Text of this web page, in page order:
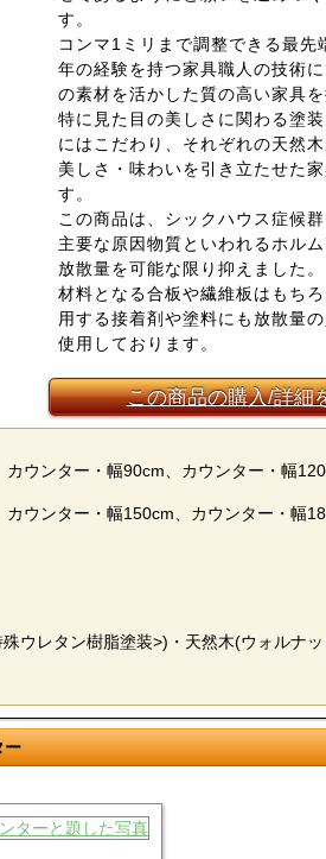
す。
コンマ1ミリまで調整できる最先
年の経験を持つ家具職人の技術
の素材を活かした質の高い家具を
特に見た目の美しさに関わる塗
にはこだわり、それぞれの天然木
美しさ・味わいを引き立たせた
す。
この商品は、シックハウス症候
主要な原因物質といわれるホル
放散量を可能な限り抑えました。
材料となる合板や繊維板はもち
用する接着剤や塗料にも放散量
使用しております。
この商品の購入/詳細
ウンター・幅90cm、カウンター・幅
ウンター・幅150cm、カウンター・幅
ウレタン樹脂塗装>)・天然木(ウォルナ
ー